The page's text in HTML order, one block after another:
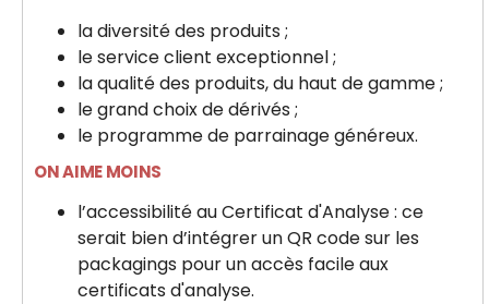
la diversité des produits ;
le service client exceptionnel ;
la qualité des produits, du haut de gamme ;
le grand choix de dérivés ;
le programme de parrainage généreux.
ON AIME MOINS
l’accessibilité au Certificat d'Analyse : ce
serait bien d’intégrer un QR code sur les
packagings pour un accès facile aux
certificats d'analyse.